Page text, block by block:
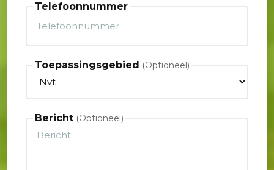
Telefoonnummer
Toepassingsgebied
Bericht